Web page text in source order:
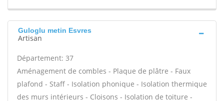
Guloglu metin Esvres
Artisan
Département: 37
Aménagement de combles - Plaque de plâtre - Faux
plafond - Staff - Isolation phonique - Isolation thermique
des murs intérieurs - Cloisons - Isolation de toiture -